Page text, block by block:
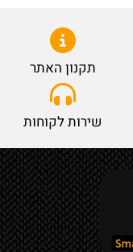
תקנון האתר
שירות לקוחות